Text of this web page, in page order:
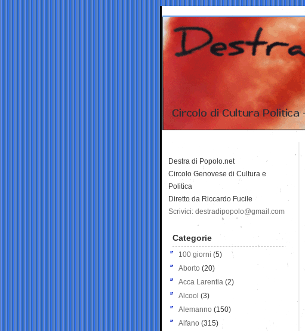
Destra di Popolo.net
Circolo Genovese di Cultura e
Politica
Diretto da Riccardo Fucile
Scrivici: destradipopolo@gmail.com
Categorie
100 giorni (5)
Aborto (20)
Acca Larentia (2)
Alcool (3)
Alemanno (150)
Alfano (315)